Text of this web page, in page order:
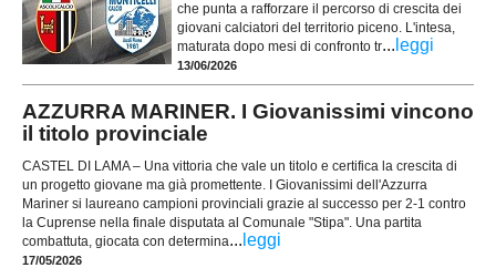
che punta a rafforzare il percorso di crescita dei
giovani calciatori del territorio piceno. L'intesa,
maturata dopo mesi di confronto tr... leggi
13/06/2026
AZZURRA MARINER. I Giovanissimi vincono
il titolo provinciale
CASTEL DI LAMA – Una vittoria che vale un titolo e certifica la crescita di
un progetto giovane ma già promettente. I Giovanissimi dell'Azzurra
Mariner si laureano campioni provinciali grazie al successo per 2-1 contro
la Cuprense nella finale disputata al Comunale "Stipa". Una partita
combattuta, giocata con determina... leggi
17/05/2026